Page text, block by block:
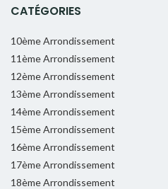
CATÉGORIES
10ème Arrondissement
11ème Arrondissement
12ème Arrondissement
13ème Arrondissement
14ème Arrondissement
15ème Arrondissement
16ème Arrondissement
17ème Arrondissement
18ème Arrondissement